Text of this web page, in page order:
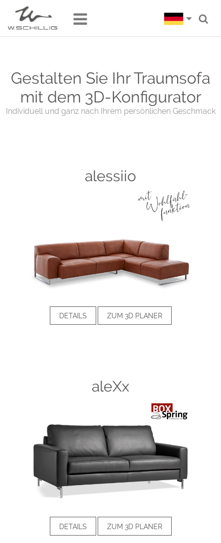
Gestalten Sie Ihr Traumsofa
mit dem 3D-Konfigurator
Individuell und ganz nach Ihrem persönlichen Geschmack
alessiio
DETAILS ZUM 3D PLANER
aleXx
DETAILS ZUM 3D PLANER